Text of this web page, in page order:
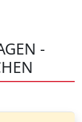
-